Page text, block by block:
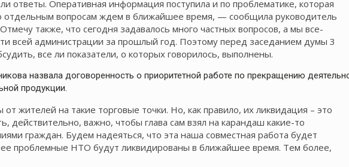
ответы. Оперативная информация поступила и по проблематике, которая
отдельным вопросам ждем в ближайшее время, — сообщила руководитель
также, что сегодня задавалось много частных вопросов, а мы все-
всей администрации за прошлый год. Поэтому перед заседанием думы 3
все ли показатели, о которых говорилось, выполнены.
назвала договоренность о приоритетной работе по прекращению
продукции.
жителей на такие торговые точки. Но, как правило, их ликвидация – это
действительно, важно, чтобы глава сам взял на карандаш какие-то
граждан. Будем надеяться, что эта наша совместная работа будет
проблемные НТО будут ликвидированы в ближайшее время. Тем более,